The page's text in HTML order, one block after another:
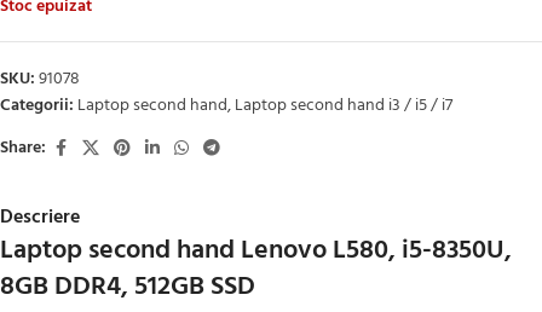
Stoc epuizat
SKU:91078
Categorii: Laptop second hand,Laptop second hand i3 / i5 / i7
Share:
Descriere
Laptop second hand Lenovo L580, i5-8350U,
8GB DDR4, 512GB SSD